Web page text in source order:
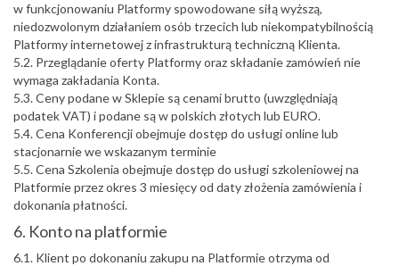
w funkcjonowaniu Platformy spowodowane siłą wyższą,
niedozwolonym działaniem osób trzecich lub niekompatybilnością
Platformy internetowej z infrastrukturą techniczną Klienta.
5.2. Przeglądanie oferty Platformy oraz składanie zamówień nie
wymaga zakładania Konta.
5.3. Ceny podane w Sklepie są cenami brutto (uwzględniają
podatek VAT) i podane są w polskich złotych lub EURO.
5.4. Cena Konferencji obejmuje dostęp do usługi online lub
stacjonarnie we wskazanym terminie
5.5. Cena Szkolenia obejmuje dostęp do usługi szkoleniowej na
Platformie przez okres 3 miesięcy od daty złożenia zamówienia i
dokonania płatności.
6. Konto na platformie
6.1. Klient po dokonaniu zakupu na Platformie otrzyma od